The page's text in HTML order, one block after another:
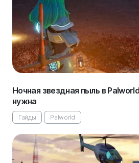
Ночная звездная пыль в
нужна
Гайды Palworld